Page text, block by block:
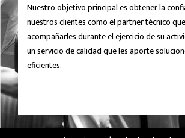
Nuestro objetivo principal es obtener la
nuestros clientes como el partner técnico
acompañarles durante el ejercicio de su
un servicio de calidad que les aporte
eficientes.